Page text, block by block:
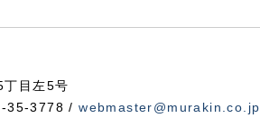
目左5号
35-3778 /webmaster@murakin.co.jp